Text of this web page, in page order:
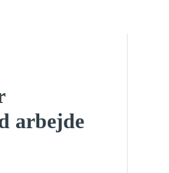
arbejde